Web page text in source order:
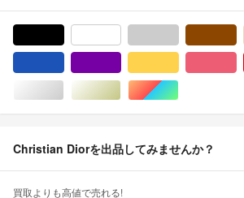
シルバー/銀色系ゴールド/金色系マルチカラー
Christian Diorを出品してみませんか？
買取よりも高値で売れる!